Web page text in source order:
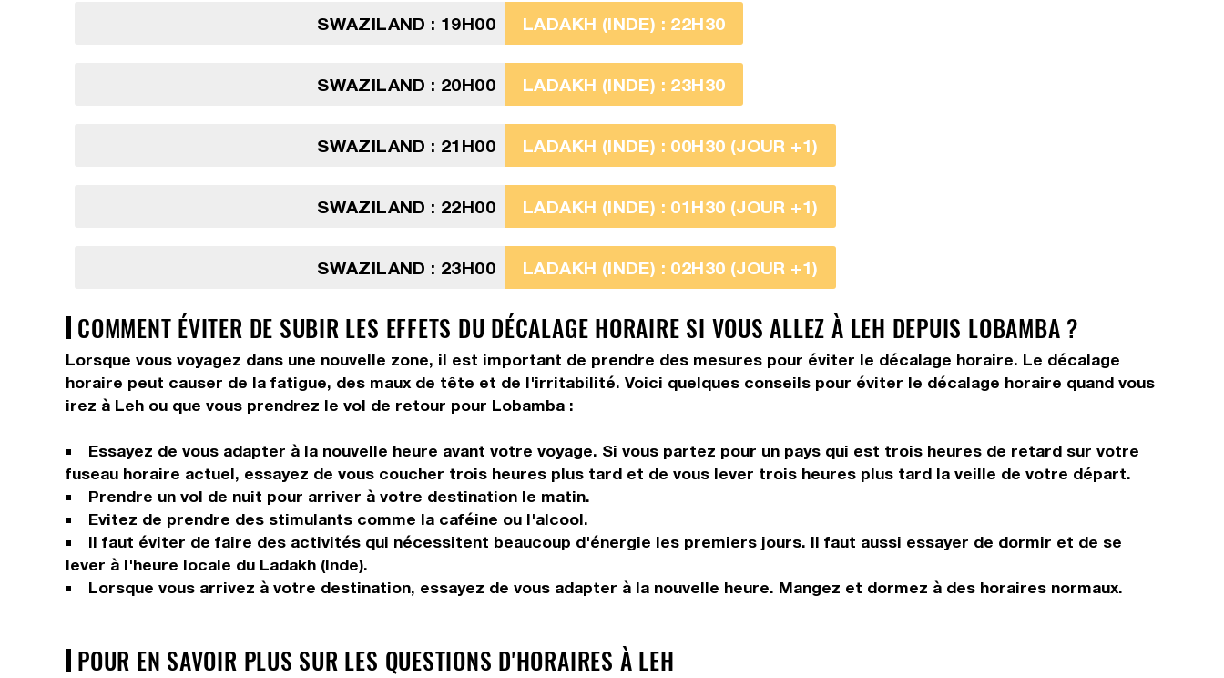
SWAZILAND : 19H00 LADAKH (INDE) : 22H30
SWAZILAND : 20H00 LADAKH (INDE) : 23H30
SWAZILAND : 21H00 LADAKH (INDE) : 00H30 (JOUR +1)
SWAZILAND : 22H00 LADAKH (INDE) : 01H30 (JOUR +1)
SWAZILAND : 23H00 LADAKH (INDE) : 02H30 (JOUR +1)
COMMENT ÉVITER DE SUBIR LES EFFETS DU DÉCALAGE HORAIRE SI VOUS ALLEZ À LEH DEPUIS LOBAMBA ?
Lorsque vous voyagez dans une nouvelle zone, il est important de prendre des mesures pour éviter le décalage horaire. Le décalage
horaire peut causer de la fatigue, des maux de tête et de l'irritabilité. Voici quelques conseils pour éviter le décalage horaire quand vous
irez à Leh ou que vous prendrez le vol de retour pour Lobamba :
Essayez de vous adapter à la nouvelle heure avant votre voyage. Si vous partez pour un pays qui est trois heures de retard sur votre
fuseau horaire actuel, essayez de vous coucher trois heures plus tard et de vous lever trois heures plus tard la veille de votre départ.
Prendre un vol de nuit pour arriver à votre destination le matin.
Evitez de prendre des stimulants comme la caféine ou l'alcool.
Il faut éviter de faire des activités qui nécessitent beaucoup d'énergie les premiers jours. Il faut aussi essayer de dormir et de se
lever à l'heure locale du Ladakh (Inde).
Lorsque vous arrivez à votre destination, essayez de vous adapter à la nouvelle heure. Mangez et dormez à des horaires normaux.
POUR EN SAVOIR PLUS SUR LES QUESTIONS D'HORAIRES À LEH